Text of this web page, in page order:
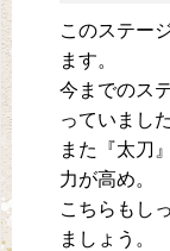
このステー
ます。
今までのス
っていまし
また『太刀
力が高め。
こちらもし
ましょう。